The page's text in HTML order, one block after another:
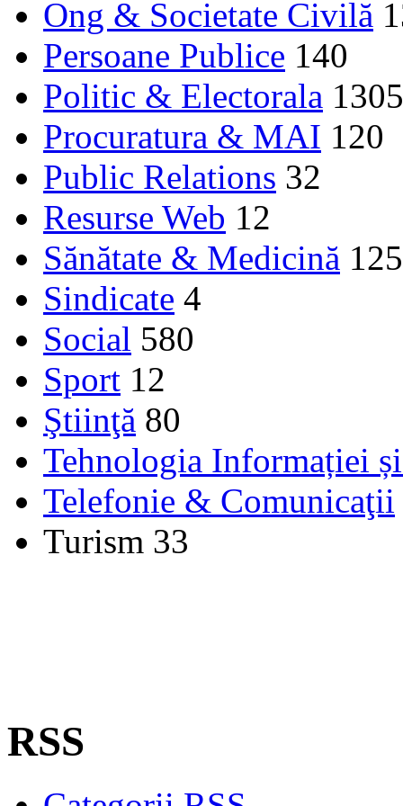
Ong & Societate Civilă
Persoane Publice 140
Politic & Electorala 1305
Procuratura & MAI 120
Public Relations 32
Resurse Web 12
Sănătate & Medicină 125
Sindicate 4
Social 580
Sport 12
Ştiinţă 80
Tehnologia Informației
Telefonie & Comunicaţii
Turism 33
RSS